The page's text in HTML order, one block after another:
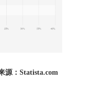
源：Statista.com